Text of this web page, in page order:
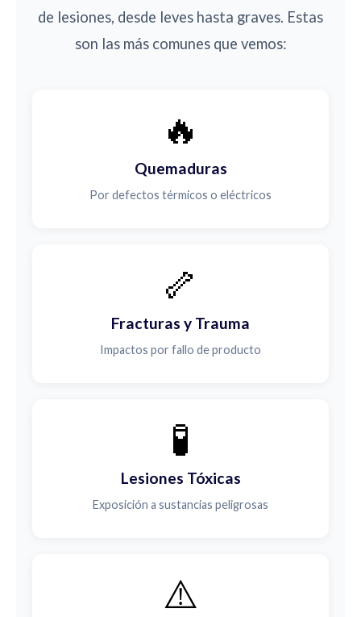
de lesiones, desde leves hasta graves. Estas
son las más comunes que vemos:
🔥
Quemaduras
Por defectos térmicos o eléctricos
🦴
Fracturas y Trauma
Impactos por fallo de producto
🧪
Lesiones Tóxicas
Exposición a sustancias peligrosas
⚠️